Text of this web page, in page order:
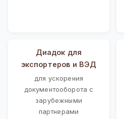
Диадок для
экспортеров и ВЭД
для ускорения
документооборота с
зарубежными
партнерами